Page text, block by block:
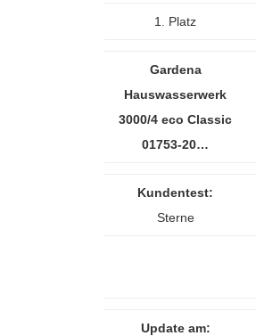
1. Platz
Gardena
Hauswasserwerk
3000/4 eco Classic
01753-20…
Kundentest:
Sterne
Update am: